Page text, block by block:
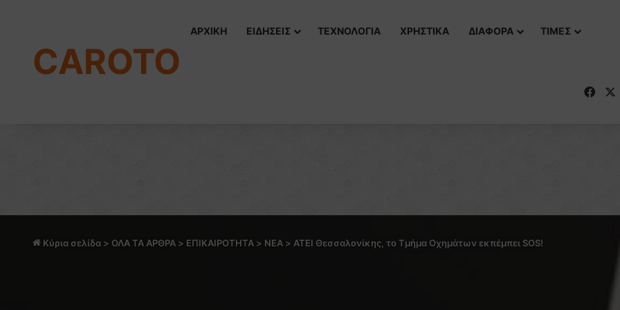
CAROTO
ΑΡΧΙΚΗ ΕΙΔΗΣΕΙΣ ΤΕΧΝΟΛΟΓΙΑ ΧΡΗΣΤΙΚΑ ΔΙΑΦΟΡΑ ΤΙΜΕΣ
Κύρια σελίδα > ΟΛΑ ΤΑ ΑΡΘΡΑ > ΕΠΙΚΑΙΡΟΤΗΤΑ > NEA > ΑΤΕΙ Θεσσαλονίκης, το Tμήμα Oχημάτων εκπέμπει SOS!